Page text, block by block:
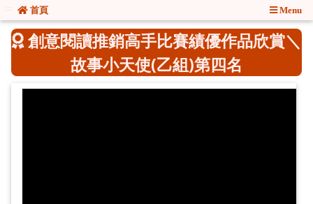
::: 首頁 Menu
創意閱讀推銷高手比賽績優作品欣賞＼
故事小天使(乙組)第四名